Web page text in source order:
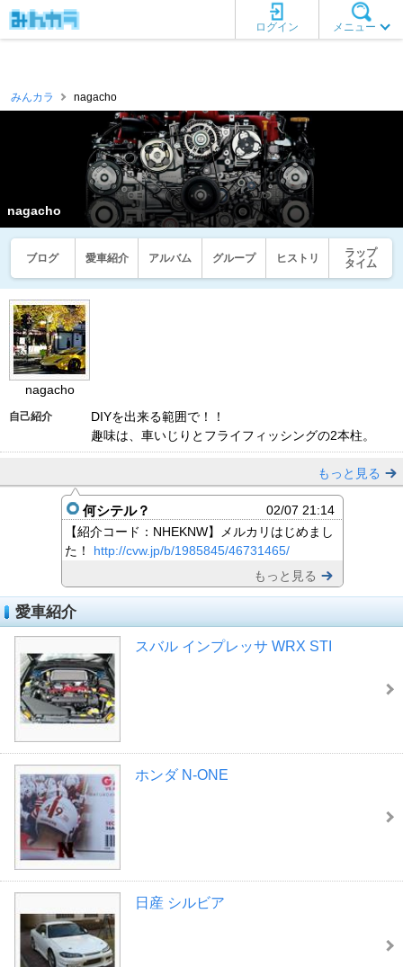
メニュー
ログイン
みんカラ nagacho
nagacho
ブログ 愛車紹介 アルバム グループ ヒストリ
ラップ
タイム
nagacho
自己紹介
DIYを出来る範囲で！！
趣味は、車いじりとフライフィッシングの2本柱。
もっと見る
何シテル？
02/07 21:14
【紹介コード：NHEKNW】メルカリはじめまし
た！ http://cvw.jp/b/1985845/46731465/
もっと見る
愛車紹介
スバル インプレッサ WRX STI
ホンダ N-ONE
日産 シルビア